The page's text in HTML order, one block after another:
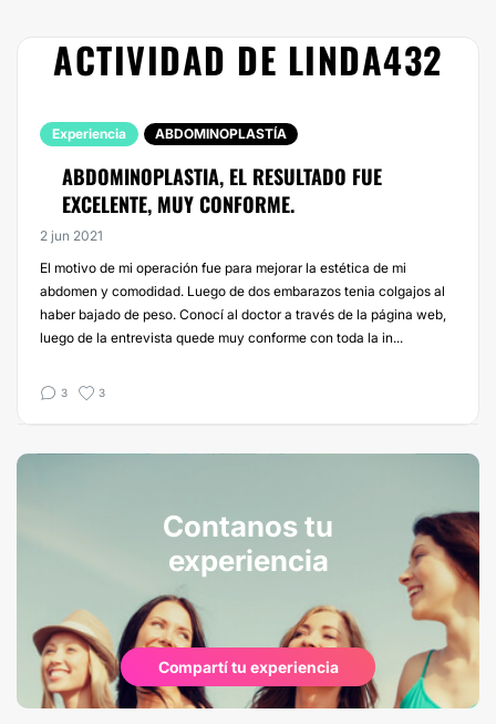
ACTIVIDAD DE LINDA432
Experiencia ABDOMINOPLASTÍA
ABDOMINOPLASTIA, EL RESULTADO FUE
EXCELENTE, MUY CONFORME.
2 jun 2021
El motivo de mi operación fue para mejorar la estética de mi
abdomen y comodidad. Luego de dos embarazos tenia colgajos al
haber bajado de peso. Conocí al doctor a través de la página web,
luego de la entrevista quede muy conforme con toda la in...
3 3
Contanos tu
experiencia
Compartí tu experiencia